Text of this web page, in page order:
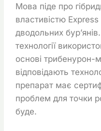
Мова піде про
властивістю
дводольних
технології
основі трибенурон-
відповідають
препарат має
проблем для точки
буде.